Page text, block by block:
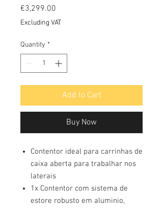
€3,299.00
Excluding VAT
Quantity *
Add to Cart
Buy Now
Contentor ideal para carrinhas de
caixa aberta para trabalhar nos
laterais
1x Contentor com sistema de
estore robusto em aluminio,